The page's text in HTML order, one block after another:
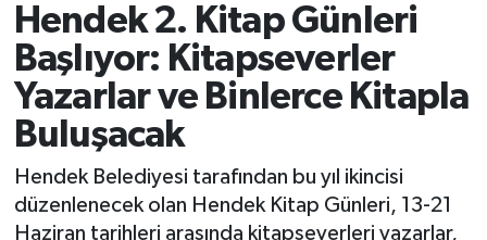
Hendek 2. Kitap Günleri
Başlıyor: Kitapseverler
Yazarlar ve Binlerce Kitapla
Buluşacak
Hendek Belediyesi tarafından bu yıl ikincisi
düzenlenecek olan Hendek Kitap Günleri, 13-21
Haziran tarihleri arasında kitapseverleri yazarlar,